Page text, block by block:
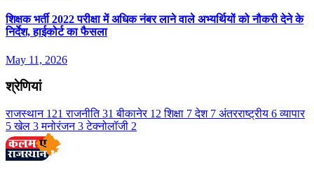
श‍िक्षक भर्ती 2022 परीक्षा में अध‍िक नंबर लाने वाले अभ्यर्थियों को नौकरी देने के
न‍िर्देश, हाईकोर्ट का फैसला
May 11, 2026
श्रेणियां
राजस्थान 121 राजनीति 31 बीकानेर 12 शिक्षा 7 देश 7 अंतरराष्ट्रीय 6 व्यापार
5 खेल 3 मनोरंजन 3 टेक्नोलॉजी 2